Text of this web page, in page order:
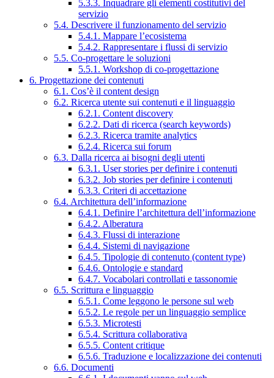
5.3.3. Inquadrare gli elementi costitutivi del
servizio
5.4. Descrivere il funzionamento del servizio
5.4.1. Mappare l’ecosistema
5.4.2. Rappresentare i flussi di servizio
5.5. Co-progettare le soluzioni
5.5.1. Workshop di co-progettazione
6. Progettazione dei contenuti
6.1. Cos’è il content design
6.2. Ricerca utente sui contenuti e il linguaggio
6.2.1. Content discovery
6.2.2. Dati di ricerca (search keywords)
6.2.3. Ricerca tramite analytics
6.2.4. Ricerca sui forum
6.3. Dalla ricerca ai bisogni degli utenti
6.3.1. User stories per definire i contenuti
6.3.2. Job stories per definire i contenuti
6.3.3. Criteri di accettazione
6.4. Architettura dell’informazione
6.4.1. Definire l’architettura dell’informazione
6.4.2. Alberatura
6.4.3. Flussi di interazione
6.4.4. Sistemi di navigazione
6.4.5. Tipologie di contenuto (content type)
6.4.6. Ontologie e standard
6.4.7. Vocabolari controllati e tassonomie
6.5. Scrittura e linguaggio
6.5.1. Come leggono le persone sul web
6.5.2. Le regole per un linguaggio semplice
6.5.3. Microtesti
6.5.4. Scrittura collaborativa
6.5.5. Content critique
6.5.6. Traduzione e localizzazione dei contenuti
6.6. Documenti